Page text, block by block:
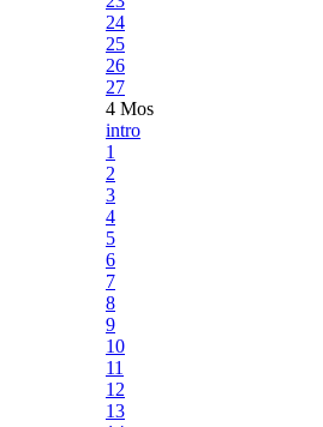
24
25
26
27
4 Mos
intro
1
2
3
4
5
6
7
8
9
10
11
12
13